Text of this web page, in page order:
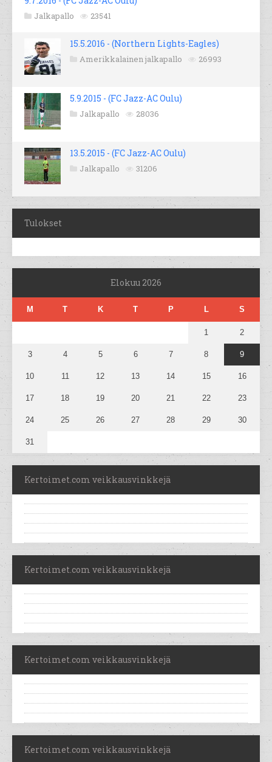
Jalkapallo 23541
15.5.2016 - (Northern Lights-Eagles)
Amerikkalainen jalkapallo 26993
5.9.2015 - (FC Jazz-AC Oulu)
Jalkapallo 28036
13.5.2015 - (FC Jazz-AC Oulu)
Jalkapallo 31206
Tulokset
Elokuu 2026
M T K T P L S
1 2
3 4 5 6 7 8 9
10 11 12 13 14 15 16
17 18 19 20 21 22 23
24 25 26 27 28 29 30
31
Kertoimet.com veikkausvinkkejä
Kertoimet.com veikkausvinkkejä
Kertoimet.com veikkausvinkkejä
Kertoimet.com veikkausvinkkejä